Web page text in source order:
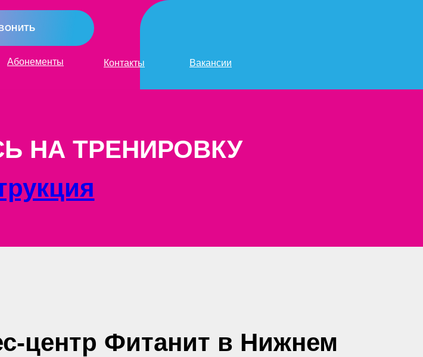
Абонементы Контакты Вакансии
НА ТРЕНИРОВКУ
центр Фитанит в Нижнем